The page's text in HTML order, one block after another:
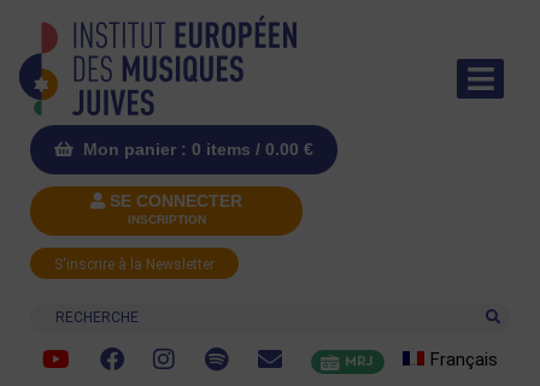
Mon panier : 0 items / 0.00 €
SE CONNECTER
INSCRIPTION
S'inscrire à la Newsletter
Recherche
MRJ Français